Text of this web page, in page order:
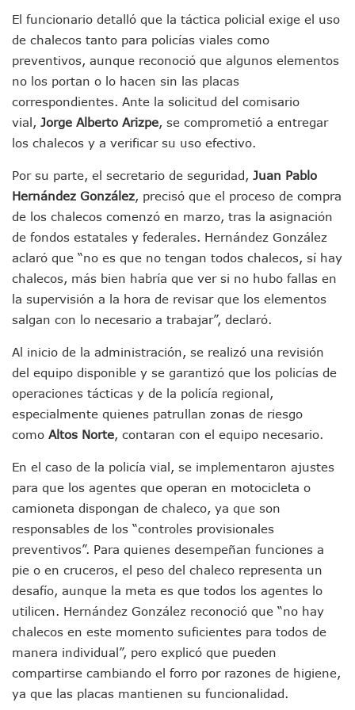
Puerto Vallarta Se Suma A Simulacro Estatal Por Bloqueos
Retiran Cacharros De 30 Puntos En Colonias De Puerto
Movimiento Ciudadano Capacita A Su Estructura
Hospital Civil De La Costa Inicia Su Construcción En Puerto
Fechas Y Sedes De Las Jornadas De Adopción De Perros
Ra Aguilar Fortalece La Transformación Desde Las
Aparecen Vivos Los Tres Estudiantes Desaparecidos De
Dictan Prisión Preventiva A Exdirector De Pemex Por
Juan Carlos Castro Visitó La Colonia Cristóbal Colón
Puente Amado Nervo Avanza En Un 80%, ¿se Abrirá Este
C5 Jalisco Recupera Vehículo Robado De Puerto Vallarta
Lamenta Demolición De Finca Tradicional El Colegio De
Genera Críticas La Compra De 35 Nuevas Patrullas Para
Alejandro, Julión Y Alfredito Darán Magna Serenata En La
Bloquean Acceso A Lancheros Y Pescadores En El
Recuerdan Contingencia Del Marigalante Con
Peritajes Buscan Esclarecer Muerte De Regidora De Cabo
IDEFT Y Hotel De Puerto Vallarta Acuerdan Programa Para
PAN Vallarta Distribuye 40 Paquetes De Artículos De
No Ha Pasado La Basura En 6 Días En La Colonia Villas
Convocan A Exposición Fotográfica Sobre El “domingo
Temporal De Lluvias Mantienen En Alerta A Vallarta;
Ra Aguilar Recorre Rancho Nácar, Ojos De Agua Y Lomas
Caen Más De 100 Personas Durante Operativo “Salvando
Impulsa Juan Carlos Castro Almaguer Jornada Médica
Indigentes Se Apoderan De Las Bancas Del Hospital
Vallarta: Aseguran Casi 200 Motocicletas En Operativos
INFONAVIT Ampliará Horario De Atención En Bahía De
Urrutia Comunica Se Encuentra En Pausa Por Crecimiento
Héctor Santana Anuncia Inspecciones Nocturnas A
Puerto Vallarta Suspende La Recolección De La Basura
Reporte Preliminar De Afectaciones, Según El Gobierno
Canaco Servytur Puerto Vallarta Pide Evitar La Rapiña En
Localizan 19 Vehículos Calcinados En Bahía De Banderas
Reportan Al Menos 60 Negocios Incendiados En Puerto
El funcionario detalló que la táctica policial exige el uso
de chalecos tanto para policías viales como
preventivos, aunque reconoció que algunos elementos
no los portan o lo hacen sin las placas
correspondientes. Ante la solicitud del comisario
vial, Jorge Alberto Arizpe, se comprometió a entregar
los chalecos y a verificar su uso efectivo.
Por su parte, el secretario de seguridad, Juan Pablo
Hernández González, precisó que el proceso de compra
de los chalecos comenzó en marzo, tras la asignación
de fondos estatales y federales. Hernández González
aclaró que “no es que no tengan todos chalecos, sí hay
chalecos, más bien habría que ver si no hubo fallas en
la supervisión a la hora de revisar que los elementos
salgan con lo necesario a trabajar”, declaró.
Al inicio de la administración, se realizó una revisión
del equipo disponible y se garantizó que los policías de
operaciones tácticas y de la policía regional,
especialmente quienes patrullan zonas de riesgo
como Altos Norte, contaran con el equipo necesario.
En el caso de la policía vial, se implementaron ajustes
para que los agentes que operan en motocicleta o
camioneta dispongan de chaleco, ya que son
responsables de los “controles provisionales
preventivos”. Para quienes desempeñan funciones a
pie o en cruceros, el peso del chaleco representa un
desafío, aunque la meta es que todos los agentes lo
utilicen. Hernández González reconoció que “no hay
chalecos en este momento suficientes para todos de
manera individual”, pero explicó que pueden
compartirse cambiando el forro por razones de higiene,
ya que las placas mantienen su funcionalidad.